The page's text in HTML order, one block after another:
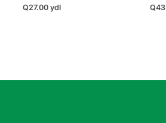
Q27.00 ydl Q